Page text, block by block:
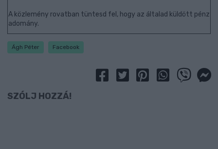
A közlemény rovatban tüntesd fel, hogy az általad küldött pénz
adomány.
Ágh Péter Facebook
SZÓLJ HOZZÁ!